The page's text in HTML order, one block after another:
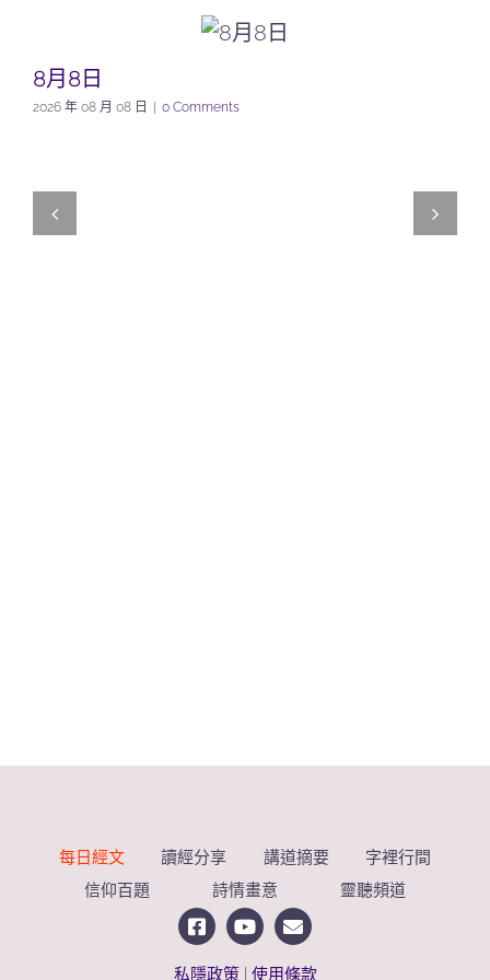
8月8日
2026 年 08 月 08 日 0 Comments
每日經文 讀經分享 講道摘要
字裡行間
信仰百題
詩情畫意 靈聽頻道
私隱政策| 使用條款